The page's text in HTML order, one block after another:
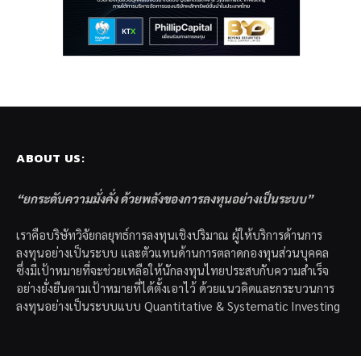
ABOUT US:
“ยกระดับความมั่งคั่ง ด้วยพลังของการลงทุนอย่างเป็นระบบ”
เราคือบริษัทวิจัยกลยุทธ์การลงทุนเชิงปริมาณ ผู้ให้บริการด้านการ
ลงทุนอย่างเป็นระบบ และตัวแทนด้านการตลาดกองทุนส่วนบุคคล
ซึ่งมีเป้าหมายที่จะช่วยเหลือให้นักลงทุนไทยประสบกับความสำเร็จ
อย่างยั่งยืนตามเป้าหมายที่ได้ตั้งเอาไว้ ด้วยแนวคิดและกระบวนการ
ลงทุนอย่างเป็นระบบแบบ Quantitative & Systematic Investing